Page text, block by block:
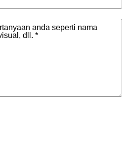
anda seperti nama
dll. *